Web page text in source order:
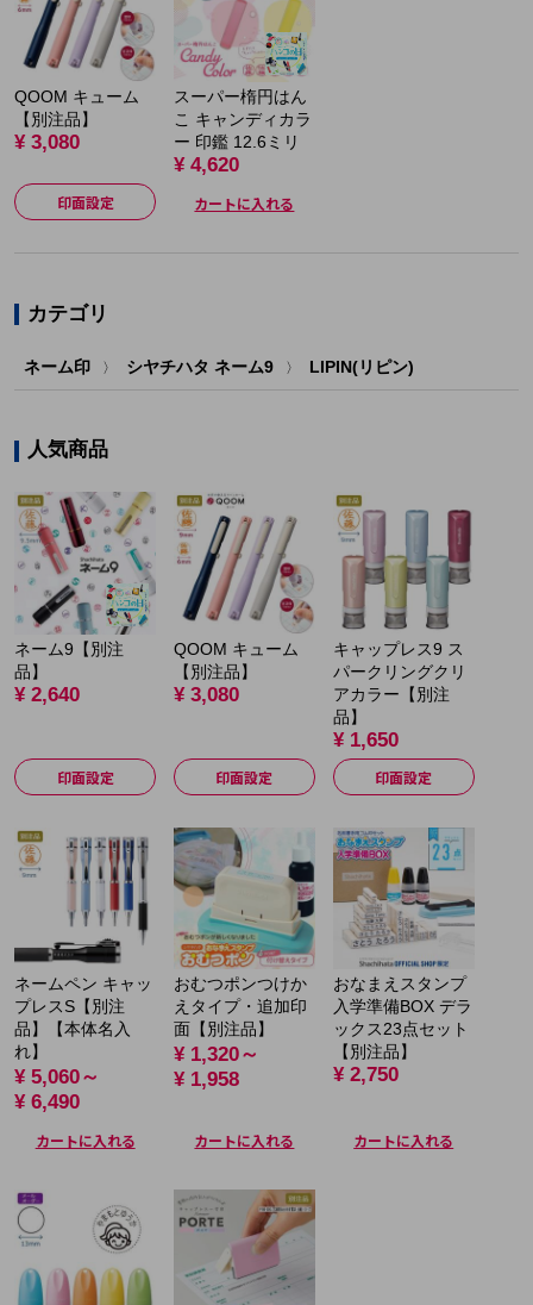
QOOM キューム
【別注品】
¥ 3,080
印面設定
スーパー楕円はん
こ キャンディカラ
ー 印鑑 12.6ミリ
¥ 4,620
カートに入れる
カテゴリ
ネーム印 〉 シヤチハタ ネーム9 〉 LIPIN(リピン)
人気商品
ネーム9【別注
品】
¥ 2,640
印面設定
QOOM キューム
【別注品】
¥ 3,080
印面設定
キャップレス9 ス
パークリングクリ
アカラー【別注
品】
¥ 1,650
印面設定
ネームペン キャッ
プレスS【別注
品】【本体名入
れ】
¥ 5,060～
¥ 6,490
カートに入れる
おむつポンつけか
えタイプ・追加印
面【別注品】
¥ 1,320～
¥ 1,958
カートに入れる
おなまえスタンプ
入学準備BOX デラ
ックス23点セット
【別注品】
¥ 2,750
カートに入れる